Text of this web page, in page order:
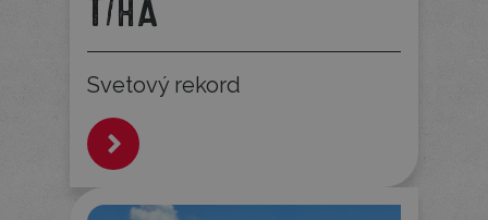
T/HA
Svetový rekord